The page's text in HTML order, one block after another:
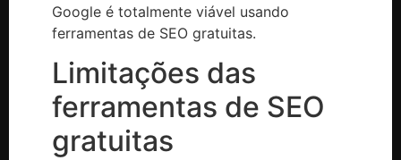
Google é totalmente viável usando
ferramentas de SEO gratuitas.
Limitações das
ferramentas de SEO
gratuitas